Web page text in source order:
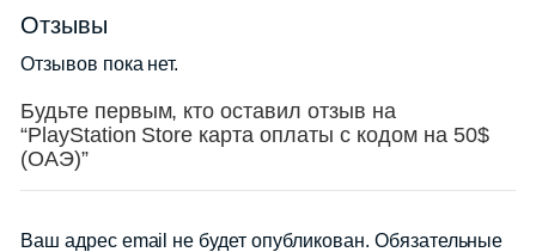
Ответ
1 год с момента активации. После истечения
срока, средства на карте становятся
недоступными, и они не могут быть
восстановлены. Убедитесь в том, что
Отзывы
Отзывов пока нет.
Будьте первым, кто оставил отзыв на
“PlayStation Store карта оплаты с кодом на 50$
(ОАЭ)”
Ваш адрес email не будет опубликован. Обязательные